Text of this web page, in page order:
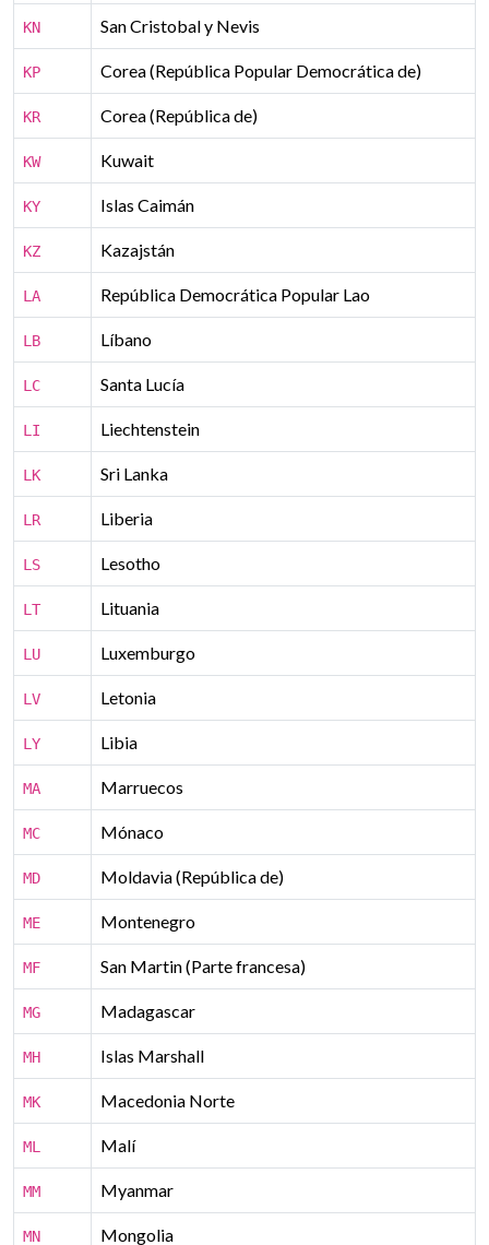
KN San Cristobal y Nevis
KP Corea (República Popular Democrática de)
KR Corea (República de)
KW Kuwait
KY Islas Caimán
KZ Kazajstán
LA República Democrática Popular Lao​
LB Líbano
LC Santa Lucía
LI Liechtenstein
LK Sri Lanka
LR Liberia
LS Lesotho
LT Lituania
LU Luxemburgo
LV Letonia
LY Libia
MA Marruecos
MC Mónaco
MD Moldavia (República de)
ME Montenegro
MF San Martin (Parte francesa)
MG Madagascar
MH Islas Marshall
MK Macedonia Norte
ML Malí
MM Myanmar
MN Mongolia